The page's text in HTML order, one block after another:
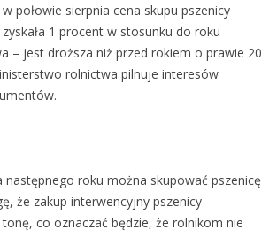
połowie sierpnia cena skupu pszenicy
1 procent w stosunku do roku
– jest droższa niż przed rokiem o prawie 20
rolnictwa pilnuje interesów
roku można skupować pszenicę
że zakup interwencyjny pszenicy
co oznaczać będzie, że rolnikom nie